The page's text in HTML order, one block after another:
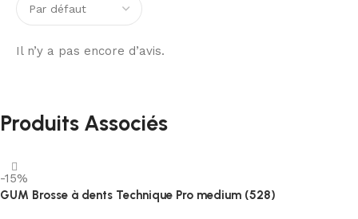
Il n’y a pas encore d’avis.
Produits Associés
-15%
GUM Brosse à dents Technique Pro medium (528)